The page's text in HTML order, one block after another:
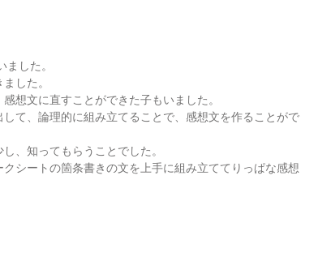
した。
した。
想文に直すことができた子もいました。
て、論理的に組み立てることで、感想文を作ることがで
、知ってもらうことでした。
シートの箇条書きの文を上手に組み立ててりっぱな感想